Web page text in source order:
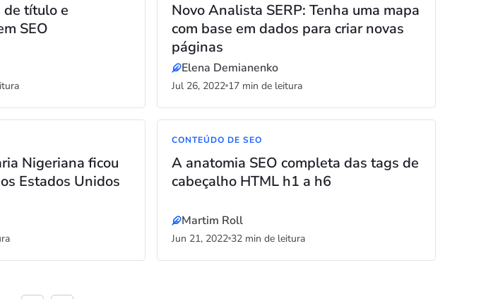
de título e
SEO
Novo Analista SERP: Tenha uma mapa
com base em dados para criar novas
páginas
Elena Demianenko
Jul 26, 2022 17 min de leitura
Nigeriana ficou
Estados Unidos
CONTEÚDO DE SEO
A anatomia SEO completa das tags de
cabeçalho HTML h1 a h6
Martim Roll
Jun 21, 2022 32 min de leitura